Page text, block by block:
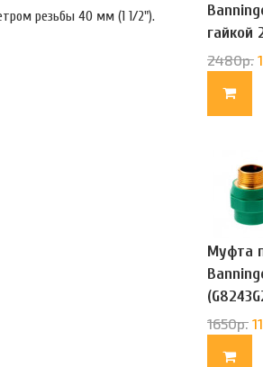
резьбы 40 мм (1 1/2").
гайкой
2480р.
Муфта
1650р.